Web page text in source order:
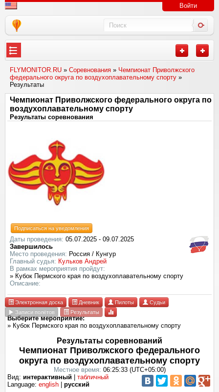
Войти
FLYMONITOR.RU » Соревнования » Чемпионат Приволжского
федерального округа по воздухоплавательному спорту »
Результаты
Чемпионат Приволжского федерального округа по
воздухоплавательному спорту
Результаты соревнования
Подписаться на уведомления
Даты проведения: 05.07.2025 - 09.07.2025
Завершилось
Место проведения: Россия / Кунгур
Главный судья: Кульков Андрей
В рамках мероприятия пройдут:
» Кубок Пермского края по воздухоплавательному спорту
Описание:
Электронная доска Дневник Пилоты
Судьи
Записи полётов
Результаты
Выберите мероприятие:
» Кубок Пермского края по воздухоплавательному спорту
Результаты соревнований
Чемпионат Приволжского федерального
округа по воздухоплавательному спорту
Местное время: 06:25:33 (UTC+05:00)
Вид: интерактивный
табличный
Language: english русский